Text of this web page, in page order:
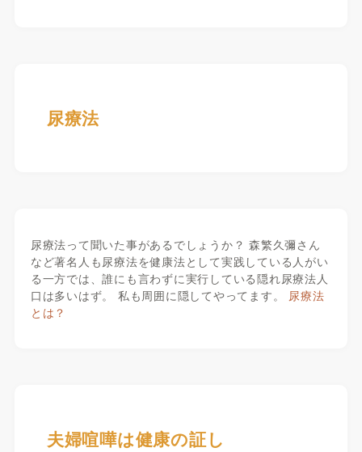
尿療法
尿療法って聞いた事があるでしょうか？ 森繁久彌さん
など著名人も尿療法を健康法として実践している人がい
る一方では、誰にも言わずに実行している隠れ尿療法人
口は多いはず。 私も周囲に隠してやってます。 尿療法
とは？
夫婦喧嘩は健康の証し